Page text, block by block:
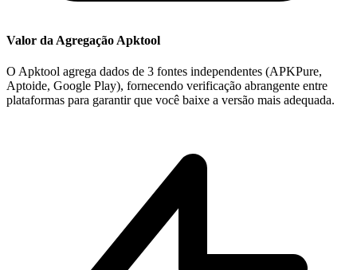
Valor da Agregação Apktool
O Apktool agrega dados de 3 fontes independentes (APKPure,
Aptoide, Google Play), fornecendo verificação abrangente entre
plataformas para garantir que você baixe a versão mais adequada.